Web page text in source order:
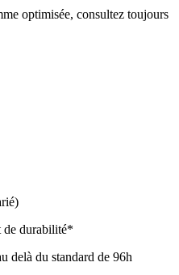
optimisée, consultez toujours
de durabilité*
delà du standard de 96h